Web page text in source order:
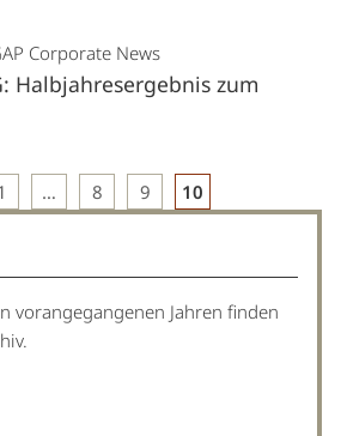
Corporate News
Halbjahresergebnis zum
… 8 9 10
vorangegangenen Jahren finden